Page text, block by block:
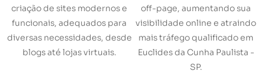
criação de sites modernos e
funcionais, adequados para
diversas necessidades, desde
blogs até lojas virtuais.
off-page, aumentando sua
visibilidade online e atraindo
mais tráfego qualificado em
Euclides da Cunha Paulista -
SP.